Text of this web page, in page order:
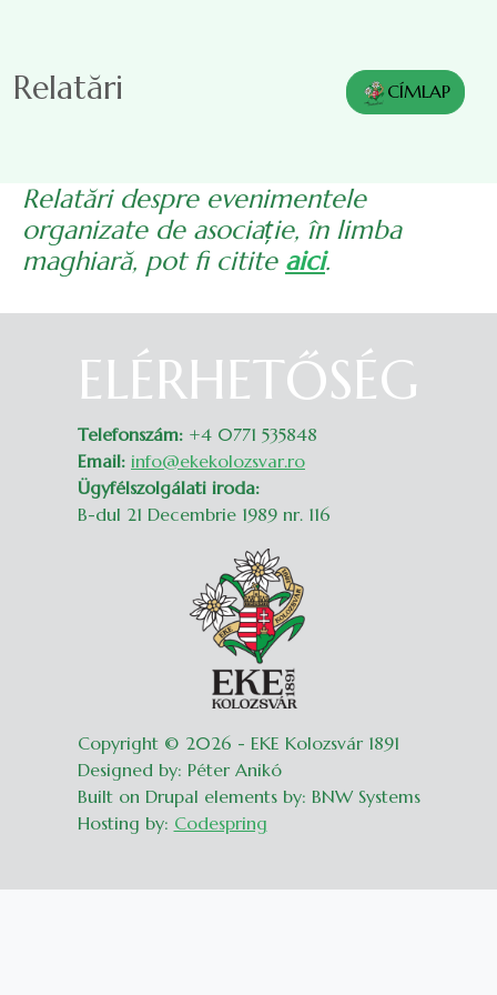
Relatări CÍMLAP
Relatări despre evenimentele
organizate de asociație, în limba
maghiară, pot fi citite aici.
ELÉRHETŐSÉG
Telefonszám: +4 0771 535848
Email: info@ekekolozsvar.ro
Ügyfélszolgálati iroda:
B-dul 21 Decembrie 1989 nr. 116
Copyright © 2026 - EKE Kolozsvár 1891
Designed by: Péter Anikó
Built on Drupal elements by: BNW Systems
Hosting by: Codespring